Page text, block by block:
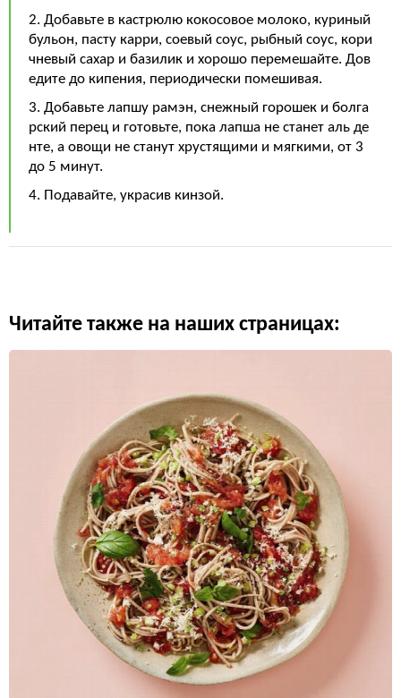
2. Добавьте в кастрюлю кокосовое молоко, куриный
бульон, пасту карри, соевый соус, рыбный соус, кори
чневый сахар и базилик и хорошо перемешайте. Дов
едите до кипения, периодически помешивая.
3. Добавьте лапшу рамэн, снежный горошек и болга
рский перец и готовьте, пока лапша не станет аль де
нте, а овощи не станут хрустящими и мягкими, от 3
до 5 минут.
4. Подавайте, украсив кинзой.
Читайте также на наших страницах: